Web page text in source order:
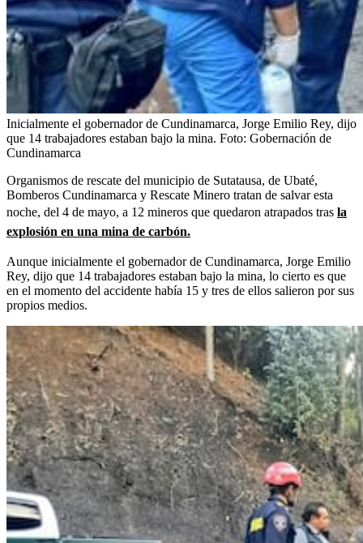
Inicialmente el gobernador de Cundinamarca, Jorge Emilio Rey, dijo
que 14 trabajadores estaban bajo la mina. Foto: Gobernación de
Cundinamarca
Organismos de rescate del municipio de Sutatausa, de Ubaté,
Bomberos Cundinamarca y Rescate Minero tratan de salvar esta
noche, del 4 de mayo, a 12 mineros que quedaron atrapados tras la
explosión en una mina de carbón.
Aunque inicialmente el gobernador de Cundinamarca, Jorge Emilio
Rey, dijo que 14 trabajadores estaban bajo la mina, lo cierto es que
en el momento del accidente había 15 y tres de ellos salieron por sus
propios medios.